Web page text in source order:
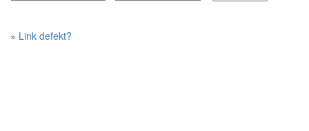
» Link defekt?